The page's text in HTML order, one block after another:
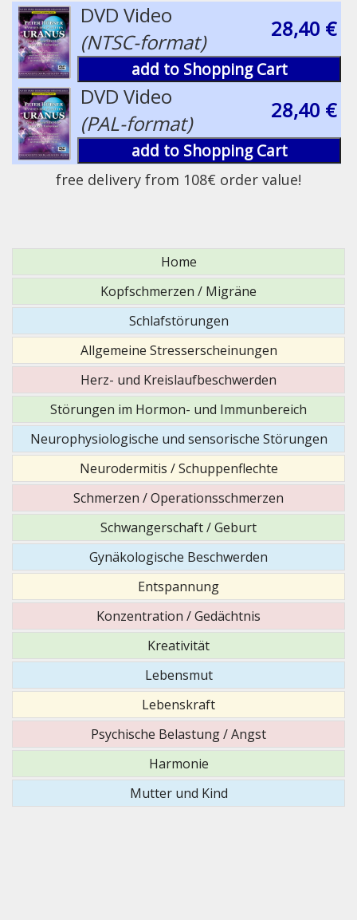
DVD Video
(NTSC-format)
28,40 €
add to Shopping Cart
DVD Video
(PAL-format)
28,40 €
add to Shopping Cart
free delivery from 108€ order value!
Home
Kopfschmerzen / Migräne
Schlafstörungen
Allgemeine Stresserscheinungen
Herz- und Kreislaufbeschwerden
Störungen im Hormon- und Immunbereich
Neurophysiologische und sensorische Störungen
Neurodermitis / Schuppenflechte
Schmerzen / Operationsschmerzen
Schwangerschaft / Geburt
Gynäkologische Beschwerden
Entspannung
Konzentration / Gedächtnis
Kreativität
Lebensmut
Lebenskraft
Psychische Belastung / Angst
Harmonie
Mutter und Kind